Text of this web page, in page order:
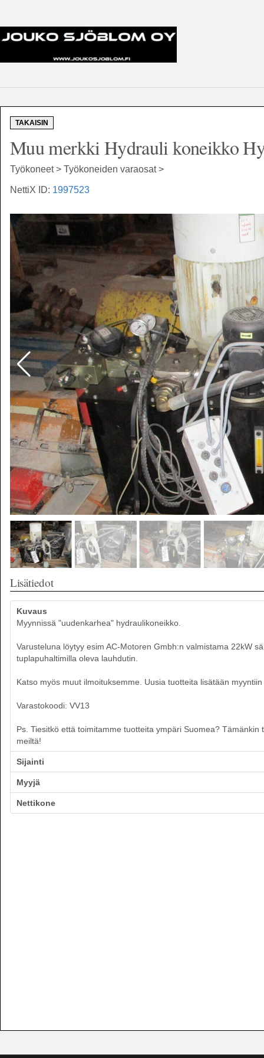
TAKAISIN
Muu merkki Hydrauli koneikko
Työkoneet > Työkoneiden varaosat >
NettiX ID: 1997523
Lisätiedot
Kuvaus
Myynnissä "uudenkarhea" hydraulikoneikko.
Varusteluna löytyy esim AC-Motoren Gmbh:n valmistama 22kW
tuplapuhaltimilla oleva lauhdutin.
Katso myös muut ilmoituksemme. Uusia tuotteita lisätään
Varastokoodi: VV13
Ps. Tiesitkö että toimitamme tuotteita ympäri Suomea?
meiltä!
Sijainti
Myyjä
Nettikone